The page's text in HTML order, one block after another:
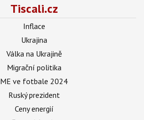
Tiscali.cz
Inflace
Ukrajina
Válka na Ukrajině
Migrační politika
ME ve fotbale 2024
Ruský prezident
Ceny energií